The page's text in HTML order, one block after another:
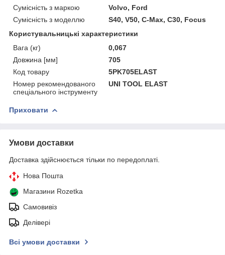
Сумісність з маркою
Volvo, Ford
Сумісність з моделлю
S40, V50, C-Max, C30, Focus
Користувальницькі характеристики
Вага (кг)
0,067
Довжина [мм]
705
Код товару
5PK705ELAST
Номер рекомендованого
спеціального інструменту
UNI TOOL ELAST
Приховати
Умови доставки
Доставка здійснюється тільки по передоплаті.
Нова Пошта
Магазини Rozetka
Самовивіз
Делівері
Всі умови доставки